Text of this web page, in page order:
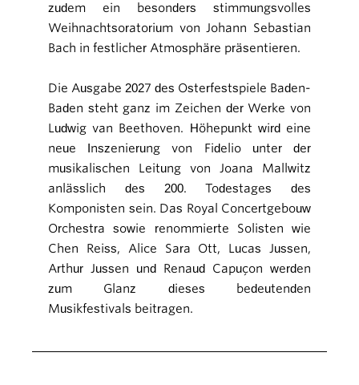
zudem ein besonders stimmungsvolles
Weihnachtsoratorium von Johann Sebastian
Bach in festlicher Atmosphäre präsentieren.
Die Ausgabe 2027 des Osterfestspiele Baden-
Baden steht ganz im Zeichen der Werke von
Ludwig van Beethoven. Höhepunkt wird eine
neue Inszenierung von Fidelio unter der
musikalischen Leitung von Joana Mallwitz
anlässlich des 200. Todestages des
Komponisten sein. Das Royal Concertgebouw
Orchestra sowie renommierte Solisten wie
Chen Reiss, Alice Sara Ott, Lucas Jussen,
Arthur Jussen und Renaud Capuçon werden
zum Glanz dieses bedeutenden
Musikfestivals beitragen.